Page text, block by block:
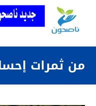
من ثمرات